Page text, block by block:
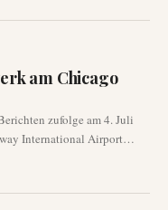
am Chicago
zufolge am 4. Juli
International Airport
landete sicher, niemand